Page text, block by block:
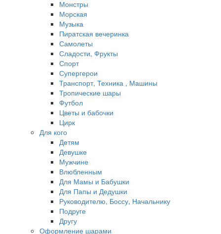
Монстры
Морская
Музыка
Пиратская вечеринка
Самолеты
Сладости, Фрукты
Спорт
Супергерои
Транспорт, Техника , Машины
Тропические шары
Футбол
Цветы и бабочки
Цирк
Для кого
Детям
Девушке
Мужчине
Влюбленным
Для Мамы и Бабушки
Для Папы и Дедушки
Руководителю, Боссу, Начальнику
Подруге
Другу
Оформление шарами